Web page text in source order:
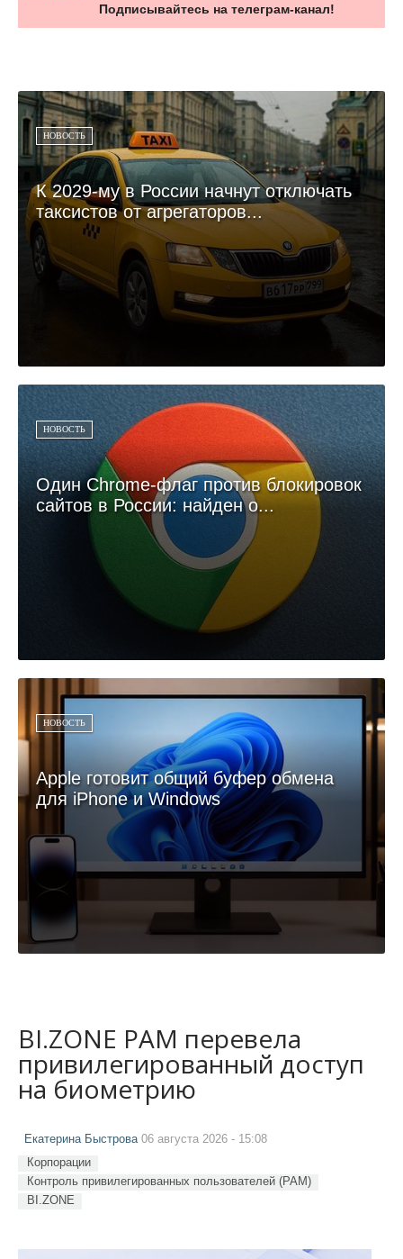
Подписывайтесь на телеграм-канал!
НОВОСТЬ
К 2029-му в России начнут отключать
таксистов от агрегаторов...
НОВОСТЬ
Один Chrome-флаг против блокировок
сайтов в России: найден о...
НОВОСТЬ
Apple готовит общий буфер обмена
для iPhone и Windows
BI.ZONE PAM перевела
привилегированный доступ
на биометрию
Екатерина Быстрова 06 августа 2026 - 15:08
Корпорации
Контроль привилегированных пользователей (PAM)
BI.ZONE